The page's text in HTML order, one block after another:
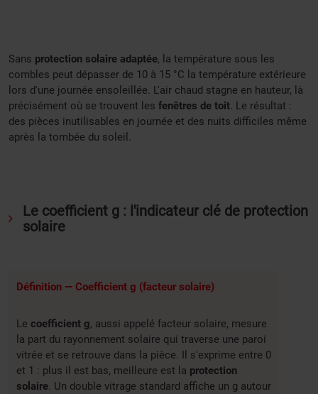
Sans protection solaire adaptée, la température sous les
combles peut dépasser de 10 à 15 °C la température extérieure
lors d'une journée ensoleillée. L'air chaud stagne en hauteur, là
précisément où se trouvent les fenêtres de toit. Le résultat :
des pièces inutilisables en journée et des nuits difficiles même
après la tombée du soleil.
Le coefficient g : l'indicateur clé de protection
solaire
Définition — Coefficient g (facteur solaire)
Le coefficient g, aussi appelé facteur solaire, mesure
la part du rayonnement solaire qui traverse une paroi
vitrée et se retrouve dans la pièce. Il s'exprime entre 0
et 1 : plus il est bas, meilleure est la protection
solaire. Un double vitrage standard affiche un g autour